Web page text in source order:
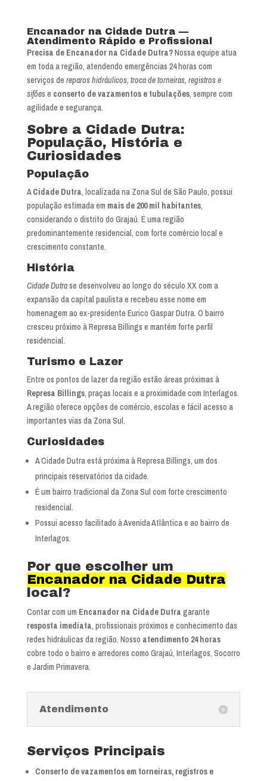
Encanador na Cidade Dutra —
Atendimento Rápido e Profissional
Precisa de Encanador na Cidade Dutra?Nossa equipe atua
em toda a região, atendendo emergências 24 horas com
serviços de reparos hidráulicos, troca de torneiras, registros e
sifõese conserto de vazamentos e tubulações, sempre com
agilidade e segurança.
Sobre a Cidade Dutra:
População, História e
Curiosidades
População
ACidade Dutra, localizada na Zona Sul de São Paulo, possui
população estimada em mais de 200 mil habitantes,
considerando o distrito do Grajaú. É uma região
predominantemente residencial, com forte comércio local e
crescimento constante.
História
Cidade Dutrase desenvolveu ao longo do século XX com a
expansão da capital paulista e recebeu esse nome em
homenagem ao ex-presidente Eurico Gaspar Dutra. O bairro
cresceu próximo à Represa Billings e mantém forte perfil
residencial.
Turismo e Lazer
Entre os pontos de lazer da região estão áreas próximas à
Represa Billings, praças locais e a proximidade com Interlagos.
A região oferece opções de comércio, escolas e fácil acesso a
importantes vias da Zona Sul.
Curiosidades
A Cidade Dutra está próxima à Represa Billings, um dos
principais reservatórios da cidade.
É um bairro tradicional da Zona Sul com forte crescimento
residencial.
Possui acesso facilitado à Avenida Atlântica e ao bairro de
Interlagos.
Por que escolher um
Encanador na Cidade Dutra
local?
Contar com um Encanador na Cidade Dutra garante
resposta imediata, profissionais próximos e conhecimento das
redes hidráulicas da região. Nosso atendimento 24 horas
cobre todo o bairro e arredores como Grajaú, Interlagos, Socorro
e Jardim Primavera.
Atendimento
Serviços Principais
Conserto de vazamentos em torneiras, registros e